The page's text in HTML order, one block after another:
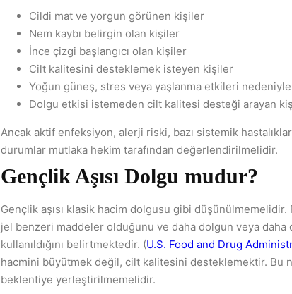
Cildi mat ve yorgun görünen kişiler
Nem kaybı belirgin olan kişiler
İnce çizgi başlangıcı olan kişiler
Cilt kalitesini desteklemek isteyen kişiler
Yoğun güneş, stres veya yaşlanma etkileri nedeniyle
Dolgu etkisi istemeden cilt kalitesi desteği arayan
Ancak aktif enfeksiyon, alerji riski, bazı sistemik
durumlar mutlaka hekim tarafından değerlendirilmelidir.
Gençlik Aşısı Dolgu mudur?
Gençlik aşısı klasik hacim dolgusu gibi
jel benzeri maddeler olduğunu ve daha dolgun veya
kullanıldığını belirtmektedir. (U.S. Food and Drug
hacmini büyütmek değil, cilt kalitesini desteklemektir. Bu
beklentiye yerleştirilmemelidir.